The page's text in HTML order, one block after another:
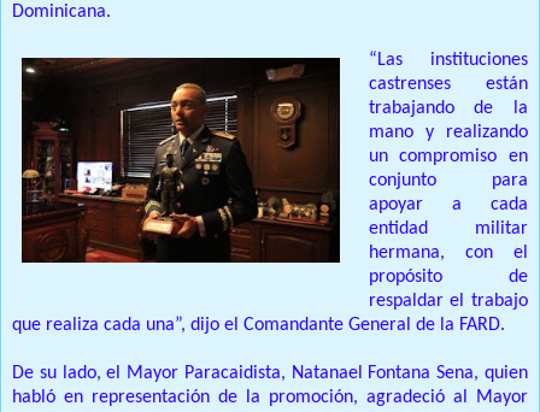
Dominicana.
“Las instituciones
castrenses están
trabajando de la
mano y realizando
un compromiso en
conjunto para
apoyar a cada
entidad militar
hermana, con el
propósito de
respaldar el trabajo
que realiza cada una”, dijo el Comandante General de la FARD.
De su lado, el Mayor Paracaidista, Natanael Fontana Sena, quien
habló en representación de la promoción, agradeció al Mayor